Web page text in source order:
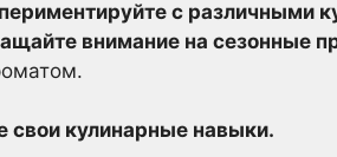
с различными
внимание на сезонные
свои кулинарные навыки.